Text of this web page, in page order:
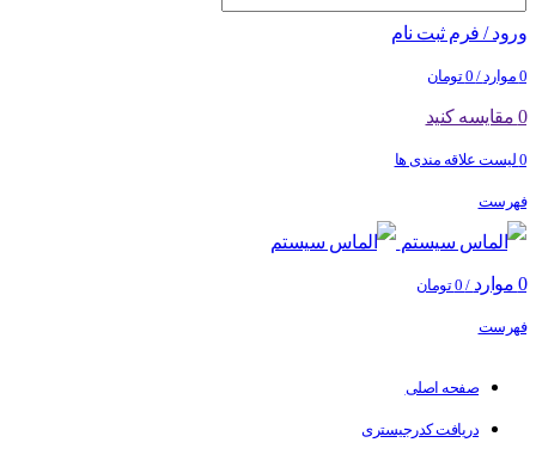
ورود / فرم ثبت نام
0 موارد /
0 تومان
0 مقایسه کنید
0 لیست علاقه مندی ها
فهرست
0 موارد /
0 تومان
فهرست
صفحه اصلی
دریافت کدرجیستری